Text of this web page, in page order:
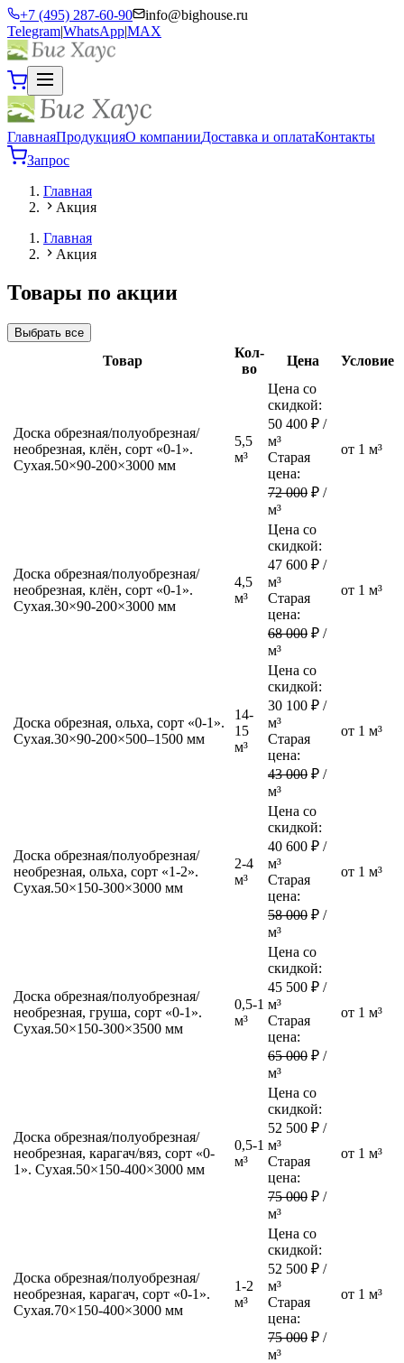
+7 (495) 287-60-90
info@bighouse.ru
Telegram|WhatsApp|MAX
ГлавнаяПродукцияО компанииДоставка и оплатаКонтакты
Запрос
Главная
Акция
Главная
Акция
Товары по акции
Выбрать все
Товар
Кол-
во
Цена Условие
Доска обрезная/полуобрезная/
необрезная, клён, сорт «0-1».
Сухая.50×90-200×3000 мм
5,5
м³
Цена со
скидкой:
50 400 ₽ /
м³
Старая
цена:
72 000 ₽ /
м³
от 1 м³
Доска обрезная/полуобрезная/
необрезная, клён, сорт «0-1».
Сухая.30×90-200×3000 мм
4,5
м³
Цена со
скидкой:
47 600 ₽ /
м³
Старая
цена:
68 000 ₽ /
м³
от 1 м³
Доска обрезная, ольха, сорт «0-1».
Сухая.30×90-200×500–1500 мм
14-
15
м³
Цена со
скидкой:
30 100 ₽ /
м³
Старая
цена:
43 000 ₽ /
м³
от 1 м³
Доска обрезная/полуобрезная/
необрезная, ольха, сорт «1-2».
Сухая.50×150-300×3000 мм
2-4
м³
Цена со
скидкой:
40 600 ₽ /
м³
Старая
цена:
58 000 ₽ /
м³
от 1 м³
Доска обрезная/полуобрезная/
необрезная, груша, сорт «0-1».
Сухая.50×150-300×3500 мм
0,5-1
м³
Цена со
скидкой:
45 500 ₽ /
м³
Старая
цена:
65 000 ₽ /
м³
от 1 м³
Доска обрезная/полуобрезная/
необрезная, карагач/вяз, сорт «0-
1». Сухая.50×150-400×3000 мм
0,5-1
м³
Цена со
скидкой:
52 500 ₽ /
м³
Старая
цена:
75 000 ₽ /
м³
от 1 м³
Доска обрезная/полуобрезная/
необрезная, карагач, сорт «0-1».
Сухая.70×150-400×3000 мм
1-2
м³
Цена со
скидкой:
52 500 ₽ /
м³
Старая
цена:
75 000 ₽ /
м³
от 1 м³